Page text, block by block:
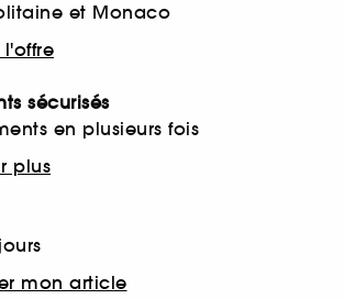
et Monaco
l'offre
sécurisés
en plusieurs fois
plus
mon article